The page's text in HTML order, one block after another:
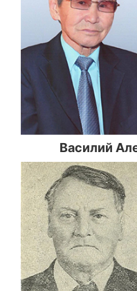
Василий